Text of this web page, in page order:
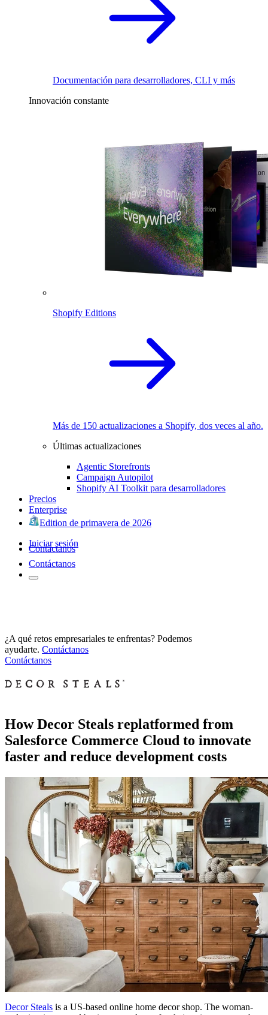
Documentación para desarrolladores, CLI y más
Innovación constante
Shopify Editions
Más de 150 actualizaciones a Shopify, dos veces al año.
Últimas actualizaciones
Agentic Storefronts
Campaign Autopilot
Shopify AI Toolkit para desarrolladores
Precios
Enterprise
Edition de primavera de 2026
Iniciar sesión
Contáctanos
Contáctanos
¿A qué retos empresariales te enfrentas? Podemos
ayudarte. Contáctanos
Contáctanos
How Decor Steals replatformed from
Salesforce Commerce Cloud to innovate
faster and reduce development costs
Decor Steals is a US-based online home decor shop. The woman-